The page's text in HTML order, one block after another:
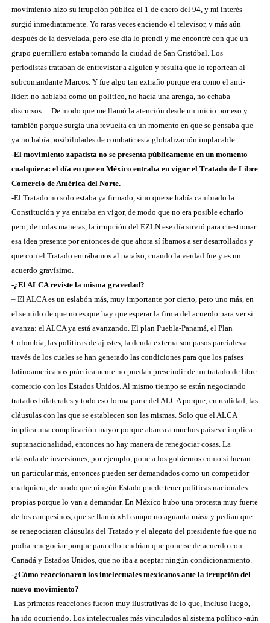
movimiento hizo su irrupción pública el 1 de enero del 94, y mi interés
surgió inmediatamente. Yo raras veces enciendo el televisor, y más aún
después de la desvelada, pero ese día lo prendí y me encontré con que un
grupo guerrillero estaba tomando la ciudad de San Cristóbal. Los
periodistas trataban de entrevistar a alguien y resulta que lo reportean al
subcomandante Marcos. Y fue algo tan extraño porque era como el anti-
líder: no hablaba como un político, no hacía una arenga, no echaba
discursos… De modo que me llamó la atención desde un inicio por eso y
también porque surgía una revuelta en un momento en que se pensaba que
ya no había posibilidades de combatir esta globalización implacable.
-El movimiento zapatista no se presenta públicamente en un momento
cualquiera: el día en que en México entraba en vigor el Tratado de Libre
Comercio de América del Norte.
-El Tratado no solo estaba ya firmado, sino que se había cambiado la
Constitución y ya entraba en vigor, de modo que no era posible echarlo
pero, de todas maneras, la irrupción del EZLN ese día sirvió para cuestionar
esa idea presente por entonces de que ahora sí íbamos a ser desarrollados y
que con el Tratado entrábamos al paraíso, cuando la verdad fue y es un
acuerdo gravísimo.
-¿El ALCA reviste la misma gravedad?
– El ALCA es un eslabón más, muy importante por cierto, pero uno más, en
el sentido de que no es que hay que esperar la firma del acuerdo para ver si
avanza: el ALCA ya está avanzando. El plan Puebla-Panamá, el Plan
Colombia, las políticas de ajustes, la deuda externa son pasos parciales a
través de los cuales se han generado las condiciones para que los países
latinoamericanos prácticamente no puedan prescindir de un tratado de libre
comercio con los Estados Unidos. Al mismo tiempo se están negociando
tratados bilaterales y todo eso forma parte del ALCA porque, en realidad, las
cláusulas con las que se establecen son las mismas. Solo que el ALCA
implica una complicación mayor porque abarca a muchos países e implica
supranacionalidad, entonces no hay manera de renegociar cosas. La
cláusula de inversiones, por ejemplo, pone a los gobiernos como si fueran
un particular más, entonces pueden ser demandados como un competidor
cualquiera, de modo que ningún Estado puede tener políticas nacionales
propias porque lo van a demandar. En México hubo una protesta muy fuerte
de los campesinos, que se llamó «El campo no aguanta más» y pedían que
se renegociaran cláusulas del Tratado y el alegato del presidente fue que no
podía renegociar porque para ello tendrían que ponerse de acuerdo con
Canadá y Estados Unidos, que no iba a aceptar ningún condicionamiento.
-¿Cómo reaccionaron los intelectuales mexicanos ante la irrupción del
nuevo movimiento?
-Las primeras reacciones fueron muy ilustrativas de lo que, incluso luego,
ha ido ocurriendo. Los intelectuales más vinculados al sistema político -aún